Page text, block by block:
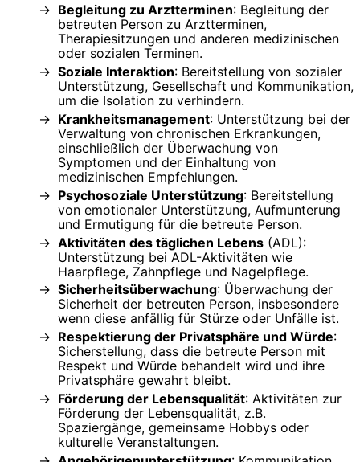
Begleitung zu Arztterminen: Begleitung der
betreuten Person zu Arztterminen,
Therapiesitzungen und anderen medizinischen
oder sozialen Terminen.
Soziale Interaktion: Bereitstellung von sozialer
Unterstützung, Gesellschaft und Kommunikation,
um die Isolation zu verhindern.
Krankheitsmanagement: Unterstützung bei der
Verwaltung von chronischen Erkrankungen,
einschließlich der Überwachung von
Symptomen und der Einhaltung von
medizinischen Empfehlungen.
Psychosoziale Unterstützung: Bereitstellung
von emotionaler Unterstützung, Aufmunterung
und Ermutigung für die betreute Person.
Aktivitäten des täglichen Lebens (ADL):
Unterstützung bei ADL-Aktivitäten wie
Haarpflege, Zahnpflege und Nagelpflege.
Sicherheitsüberwachung: Überwachung der
Sicherheit der betreuten Person, insbesondere
wenn diese anfällig für Stürze oder Unfälle ist.
Respektierung der Privatsphäre und Würde:
Sicherstellung, dass die betreute Person mit
Respekt und Würde behandelt wird und ihre
Privatsphäre gewahrt bleibt.
Förderung der Lebensqualität: Aktivitäten zur
Förderung der Lebensqualität, z.B.
Spaziergänge, gemeinsame Hobbys oder
kulturelle Veranstaltungen.